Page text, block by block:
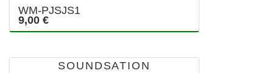
WM-PJSJS1
9,00 €
SOUNDSATION